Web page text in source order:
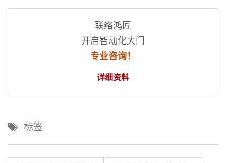
联络鸿匠
开启智动化大门
专业咨询！
详细资料
标签